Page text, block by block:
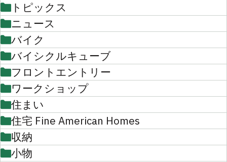
トピックス
ニュース
バイク
バイシクルキューブ
フロントエントリー
ワークショップ
住まい
住宅 Fine American Homes
収納
小物